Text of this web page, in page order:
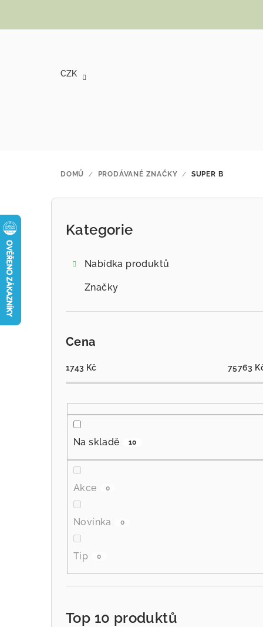
CZK
DOMŮ / PRODÁVANÉ ZNAČKY / SUPER B
Postranní panel
Přeskočit kategorie
Kategorie
Nabídka produktů
Značky
Cena
1743 Kč 75763
Na skladě 10
Akce 0
Novinka 0
Tip 0
Top 10 produktů